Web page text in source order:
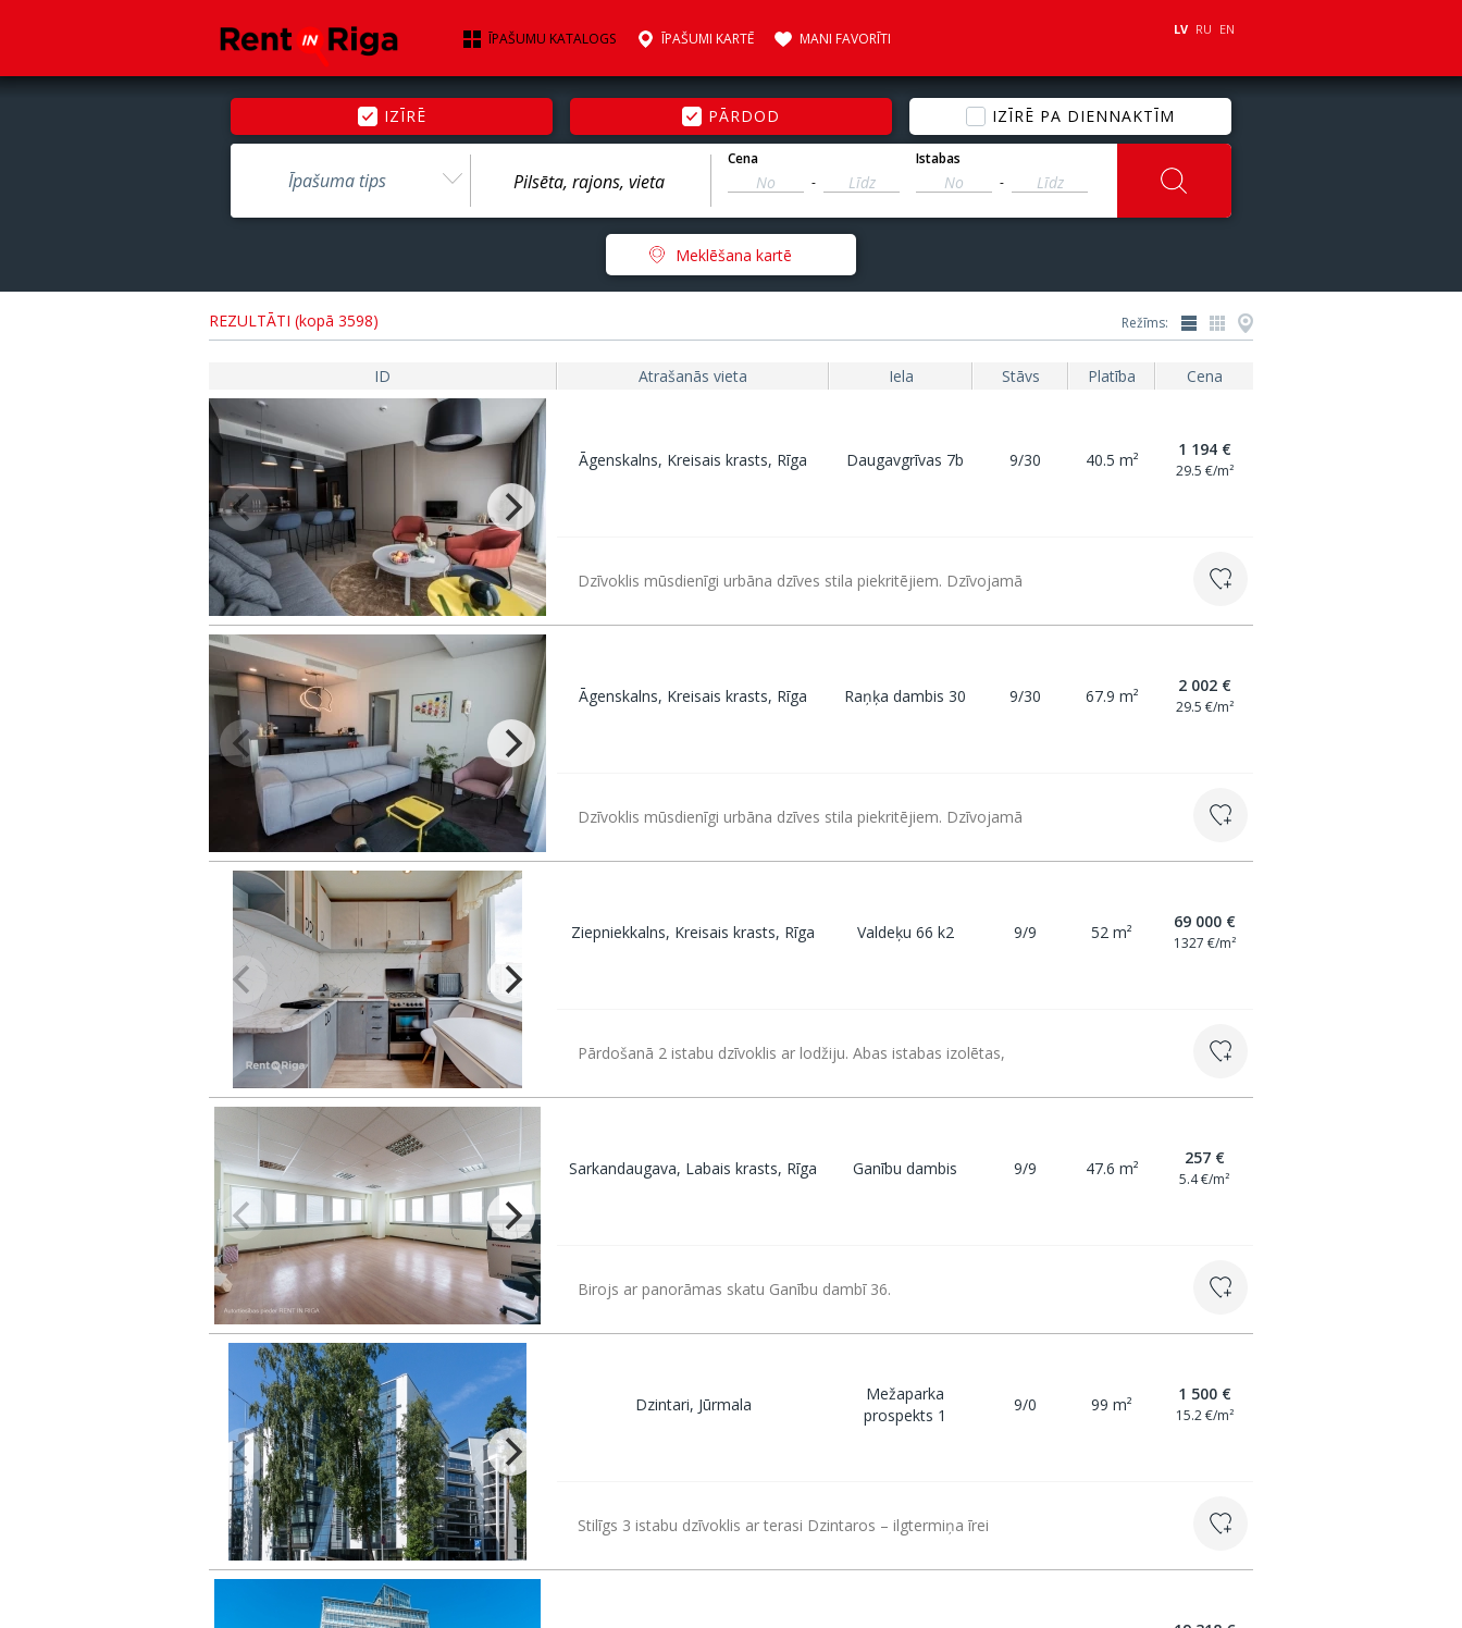
ĪPAŠUMU KATALOGS ĪPAŠUMI KARTĒ MANI FAVORĪTI
LV RU EN
IZĪRĒ PĀRDOD IZĪRĒ PA DIENNAKTĪM
Īpašuma tips
Cena
-
Istabas
-
Meklēšana kartē
REZULTĀTI (kopā 3598) Režīms:
ID Atrašanās vieta Iela Stāvs Platība Cena
Āgenskalns, Kreisais krasts, Rīga Daugavgrīvas 7b 9/30 40.5 m²
1 194 €
29.5 €/m²
Dzīvoklis mūsdienīgi urbāna dzīves stila piekritējiem. Dzīvojamā
Āgenskalns, Kreisais krasts, Rīga Raņķa dambis 30 9/30 67.9 m²
2 002 €
29.5 €/m²
Dzīvoklis mūsdienīgi urbāna dzīves stila piekritējiem. Dzīvojamā
Ziepniekkalns, Kreisais krasts, Rīga Valdeķu 66 k2 9/9 52 m²
69 000 €
1327 €/m²
Pārdošanā 2 istabu dzīvoklis ar lodžiju. Abas istabas izolētas,
Sarkandaugava, Labais krasts, Rīga Ganību dambis 9/9 47.6 m²
257 €
5.4 €/m²
Birojs ar panorāmas skatu Ganību dambī 36.
Dzintari, Jūrmala
Mežaparka
prospekts 1
9/0 99 m²
1 500 €
15.2 €/m²
Stilīgs 3 istabu dzīvoklis ar terasi Dzintaros – ilgtermiņa īrei